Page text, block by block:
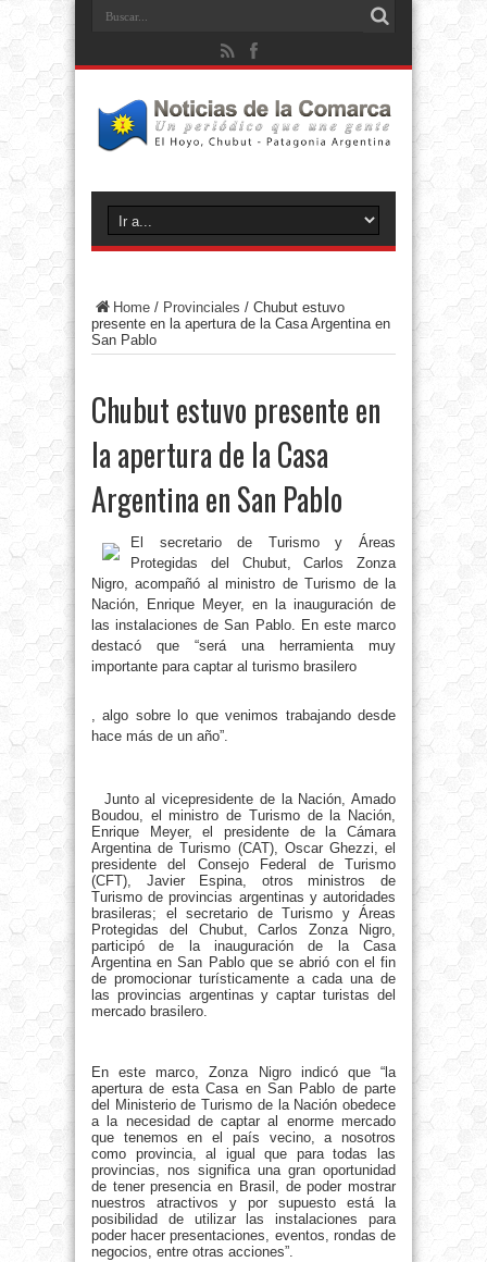
Home / Provinciales / Chubut estuvo
presente en la apertura de la Casa Argentina en
San Pablo
Chubut estuvo presente en
la apertura de la Casa
Argentina en San Pablo
El secretario de Turismo y Áreas
Protegidas del Chubut, Carlos Zonza
Nigro, acompañó al ministro de Turismo de la
Nación, Enrique Meyer, en la inauguración de
las instalaciones de San Pablo. En este marco
destacó que “será una herramienta muy
importante para captar al turismo brasilero
, algo sobre lo que venimos trabajando desde
hace más de un año”.
Junto al vicepresidente de la Nación, Amado
Boudou, el ministro de Turismo de la Nación,
Enrique Meyer, el presidente de la Cámara
Argentina de Turismo (CAT), Oscar Ghezzi, el
presidente del Consejo Federal de Turismo
(CFT), Javier Espina, otros ministros de
Turismo de provincias argentinas y autoridades
brasileras; el secretario de Turismo y Áreas
Protegidas del Chubut, Carlos Zonza Nigro,
participó de la inauguración de la Casa
Argentina en San Pablo que se abrió con el fin
de promocionar turísticamente a cada una de
las provincias argentinas y captar turistas del
mercado brasilero.
En este marco, Zonza Nigro indicó que “la
apertura de esta Casa en San Pablo de parte
del Ministerio de Turismo de la Nación obedece
a la necesidad de captar al enorme mercado
que tenemos en el país vecino, a nosotros
como provincia, al igual que para todas las
provincias, nos significa una gran oportunidad
de tener presencia en Brasil, de poder mostrar
nuestros atractivos y por supuesto está la
posibilidad de utilizar las instalaciones para
poder hacer presentaciones, eventos, rondas de
negocios, entre otras acciones”.